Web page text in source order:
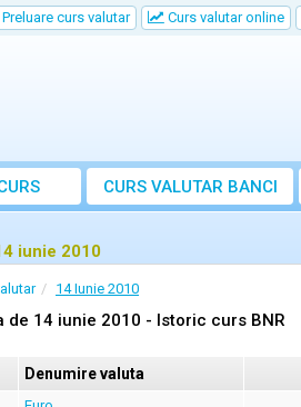
Preluare curs valutar Curs valutar online
CURS VALUTAR BANCI
iunie 2010
14 Iunie 2010
de 14 iunie 2010 - Istoric curs BNR
Denumire valuta